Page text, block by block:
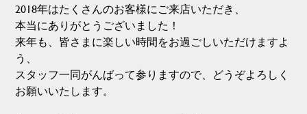
2018年はたくさんのお客様にご来店いただき、
本当にありがとうございました！
来年も、皆さまに楽しい時間をお過ごしいただけますよ
う、
スタッフ一同がんばって参りますので、どうぞよろしく
お願いいたします。